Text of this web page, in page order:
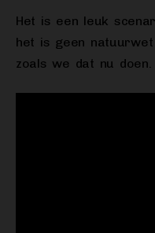
Het is een leuk
het is geen
zoals we dat nu doen.